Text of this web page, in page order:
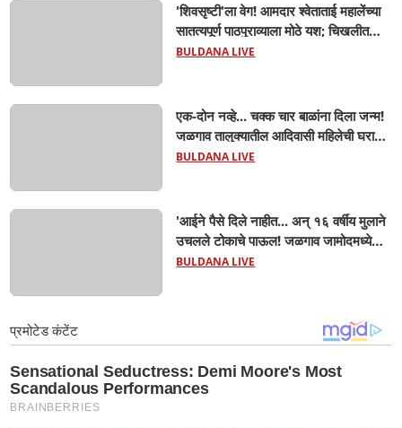
'शिवसृष्टी'ला वेग! आमदार श्वेताताई महालेंच्या
सातत्यपूर्ण पाठपुराव्याला मोठे यश; चिखलीत
साकारणार ६५ कोटींचा भव्य 'छत्रपती शिवाजी
BULDANA LIVE
एक-दोन नव्हे... चक्क चार बाळांना दिला जन्म!
जळगाव तालुक्यातील आदिवासी महिलेची घरातच
प्रसूती; आता झाली ७ लेकरांची माय ! वैद्यकीय
BULDANA LIVE
'आईने पैसे दिले नाहीत... अन् १६ वर्षीय मुलाने
उचलले टोकाचे पाऊल! जळगाव जामोदमध्ये
खळबळ'! मुलांमधली सहनशीलता संपली काय?
BULDANA LIVE